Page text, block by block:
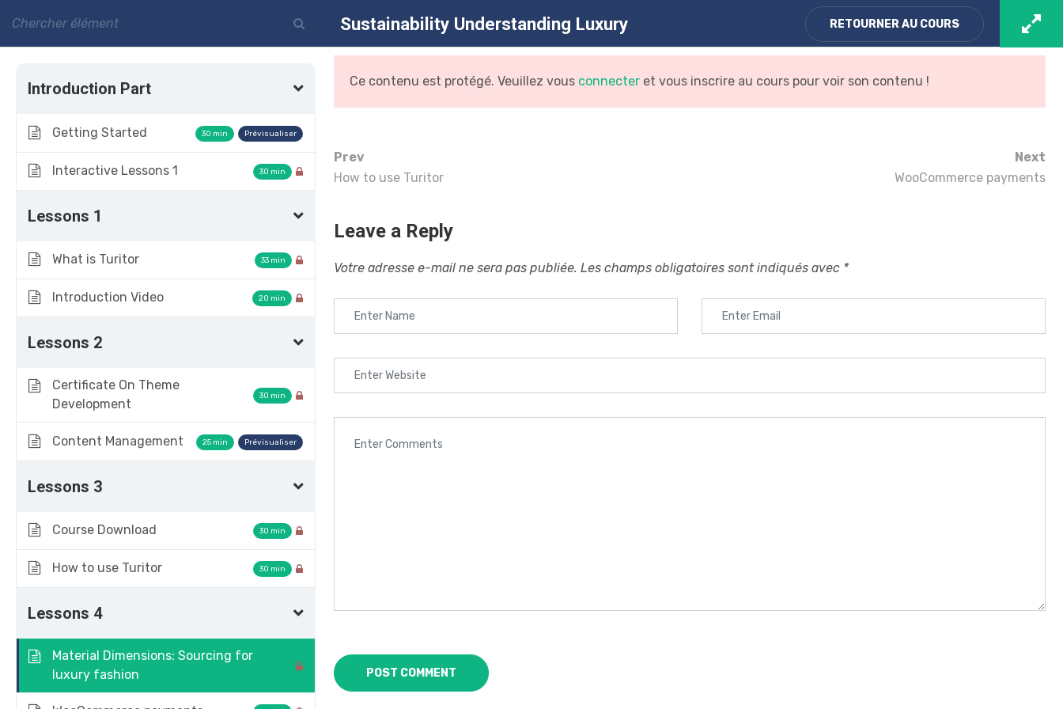
COURS E-LEARNING SPORT BUSINESS ACADEMY MON COMPTE
Sustainability Understanding Luxury
Introduction Part
Getting Started 30 min
Interactive Lessons 1 30 min
Lessons 1
What is Turitor 33 min
Introduction Video 20 min
Lessons 2
Certificate On Theme
Development
30 min
Content Management 25 min
Lessons 3
Course Download 30 min
How to use Turitor 30 min
Lessons 4
Material Dimensions: Sourcing for
luxury fashion
Sustainability Understanding Luxury RETOURNER AU COURS
Ce contenu est protégé. Veuillez vous connecter et vous inscrire au cours pour voir son contenu !
Prev
How to use Turitor
Next
WooCommerce payments
Leave a Reply
Votre adresse e-mail ne sera pas publiée. Les champs obligatoires sont indiqués avec *
[metform form_id="1136"]